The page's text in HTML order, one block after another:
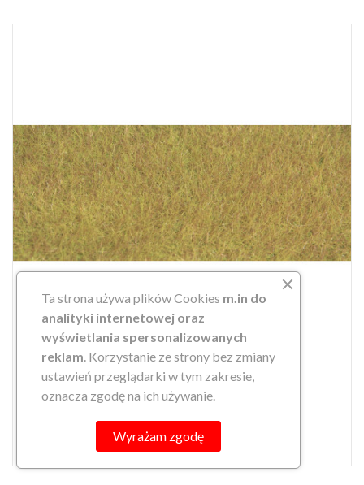
TRAWA ELEKTROST. 10mm 50g...
59,90 zł
DO KOSZYKA
Ta strona używa plików Cookies m.in do
analityki internetowej oraz
wyświetlania spersonalizowanych
reklam. Korzystanie ze strony bez zmiany
ustawień przeglądarki w tym zakresie,
oznacza zgodę na ich używanie.
Wyrażam zgodę